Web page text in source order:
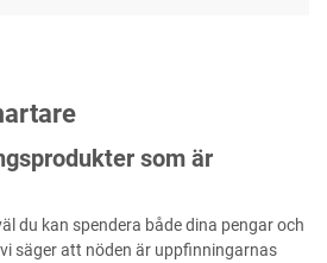
som är
du kan spendera både dina pengar och
säger att nöden är uppfinningarnas